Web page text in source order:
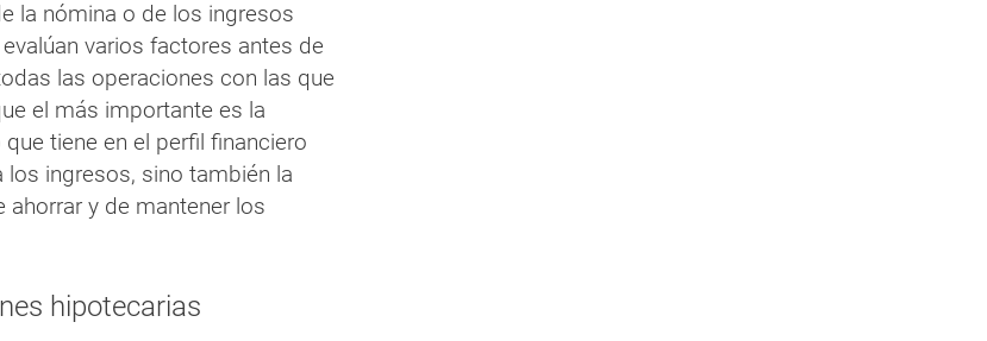
la nómina o de los ingresos
varios factores antes de
las operaciones con las que
el más importante es la
tiene en el perfil financiero
ingresos, sino también la
ahorrar y de mantener los
hipotecarias